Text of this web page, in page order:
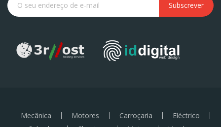
Subscrever
Mecânica Motores Carroçaria
Eléctrico